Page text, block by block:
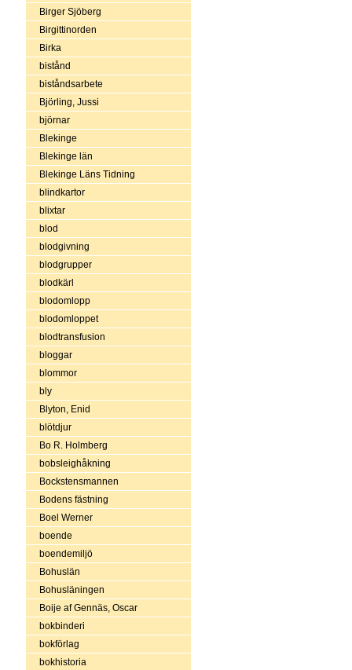
Birger Sjöberg
Birgittinorden
Birka
bistånd
biståndsarbete
Björling, Jussi
björnar
Blekinge
Blekinge län
Blekinge Läns Tidning
blindkartor
blixtar
blod
blodgivning
blodgrupper
blodkärl
blodomlopp
blodomloppet
blodtransfusion
bloggar
blommor
bly
Blyton, Enid
blötdjur
Bo R. Holmberg
bobsleighåkning
Bockstensmannen
Bodens fästning
Boel Werner
boende
boendemiljö
Bohuslän
Bohusläningen
Boije af Gennäs, Oscar
bokbinderi
bokförlag
bokhistoria